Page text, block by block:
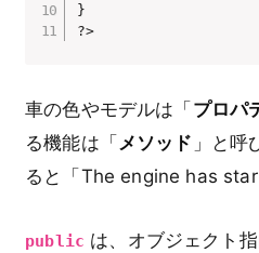
}
?>
車の色やモデルは「 プロパ
る機能は「 メソッド 」と呼
ると「The engine has
public は、オブジェクト